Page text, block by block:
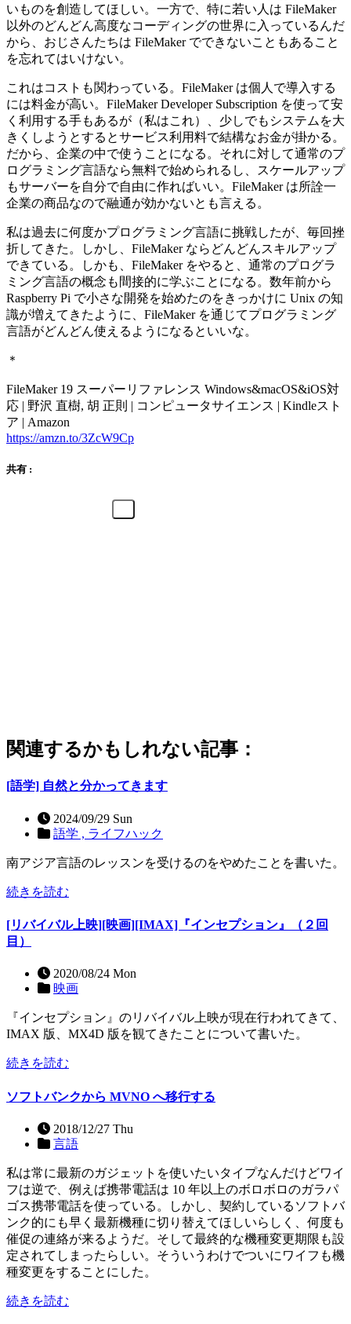
いものを創造してほしい。一方で、特に若い人は FileMaker
以外のどんどん高度なコーディングの世界に入っているんだ
から、おじさんたちは FileMaker でできないこともあること
を忘れてはいけない。
これはコストも関わっている。FileMaker は個人で導入する
には料金が高い。FileMaker Developer Subscription を使って安
く利用する手もあるが（私はこれ）、少しでもシステムを大
きくしようとするとサービス利用料で結構なお金が掛かる。
だから、企業の中で使うことになる。それに対して通常のプ
ログラミング言語なら無料で始められるし、スケールアップ
もサーバーを自分で自由に作ればいい。FileMaker は所詮一
企業の商品なので融通が効かないとも言える。
私は過去に何度かプログラミング言語に挑戦したが、毎回挫
折してきた。しかし、FileMaker ならどんどんスキルアップ
できている。しかも、FileMaker をやると、通常のプログラ
ミング言語の概念も間接的に学ぶことになる。数年前から
Raspberry Pi で小さな開発を始めたのをきっかけに Unix の知
識が増えてきたように、FileMaker を通じてプログラミング
言語がどんどん使えるようになるといいな。
＊
FileMaker 19 スーパーリファレンス Windows&macOS&iOS対
応 | 野沢 直樹, 胡 正則 | コンピュータサイエンス | Kindleスト
ア | Amazon
https://amzn.to/3ZcW9Cp
共有 :
関連するかもしれない記事：
[語学] 自然と分かってきます
2024/09/29 Sun
語学 , ライフハック
南アジア言語のレッスンを受けるのをやめたことを書いた。
続きを読む
[リバイバル上映][映画][IMAX]『インセプション』（２回
目）
2020/08/24 Mon
映画
『インセプション』のリバイバル上映が現在行われてきて、
IMAX 版、MX4D 版を観てきたことについて書いた。
続きを読む
ソフトバンクから MVNO へ移行する
2018/12/27 Thu
言語
私は常に最新のガジェットを使いたいタイプなんだけどワイ
フは逆で、例えば携帯電話は 10 年以上のボロボロのガラパ
ゴス携帯電話を使っている。しかし、契約しているソフトバ
ンク的にも早く最新機種に切り替えてほしいらしく、何度も
催促の連絡が来るようだ。そして最終的な機種変更期限も設
定されてしまったらしい。そういうわけでついにワイフも機
種変更をすることにした。
続きを読む